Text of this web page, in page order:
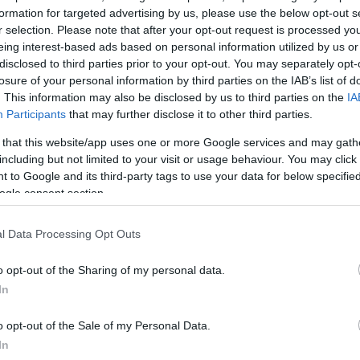
for targeted advertising by us, please use the below opt-out
selection. Please note that after your opt-out request is processed
interest-based ads based on personal information utilized by us
to third parties prior to your opt-out. You may separately
of your personal information by third parties on the IAB’s list of
This information may also be disclosed by us to third parties on the
Participants that may further disclose it to other third parties.
that this website/app uses one or more Google services and may
but not limited to your visit or usage behaviour. You may
to Google and its third-party tags to use your data for below
consent section.
Data Processing Opt Outs
opt-out of the Sharing of my personal data.
opt-out of the Sale of my Personal Data.
ρομαντισμό στο παραμυθένιο σκηνικό του
μουσική την ώρα του μυστηρίου. Βιολιά έπαιζαν
που ταίριαζαν απόλυτα στον γάμο.